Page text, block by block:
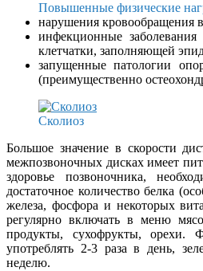
Повышенные физические
нарушения кровообращения
инфекционные
клетчатки, заполняющей
запущенные патологии
(преимущественно
Сколиоз
Большое значение в скорости
межпозвоночных дисках имеет
здоровье позвоночника,
достаточное количество белка
железа, фосфора и некоторых
регулярно включать в меню
продукты, сухофрукты, орехи.
употреблять 2-3 раза в день,
неделю.